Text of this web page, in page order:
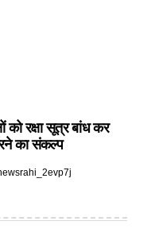
को रक्षा सूत्र बांध कर
का संकल्प